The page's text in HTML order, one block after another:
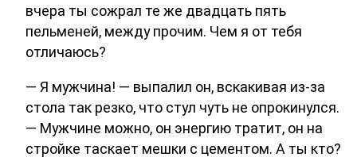
вчера ты сожрал те же двадцать пять
пельменей, между прочим. Чем я от тебя
отличаюсь?
— Я мужчина! — выпалил он, вскакивая из-за
стола так резко, что стул чуть не опрокинулся.
— Мужчине можно, он энергию тратит, он на
стройке таскает мешки с цементом. А ты кто?